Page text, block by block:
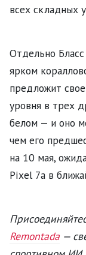
всех складных
Отдельно
ярком
предложит
уровня в трех
белом — и оно
чем его
на 10 мая,
Pixel 7a в
Remontada —